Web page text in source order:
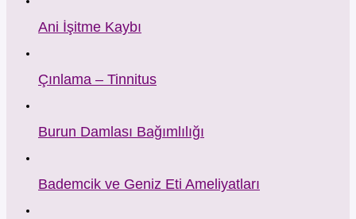
Ani İşitme Kaybı
Çınlama – Tinnitus
Burun Damlası Bağımlılığı
Bademcik ve Geniz Eti Ameliyatları